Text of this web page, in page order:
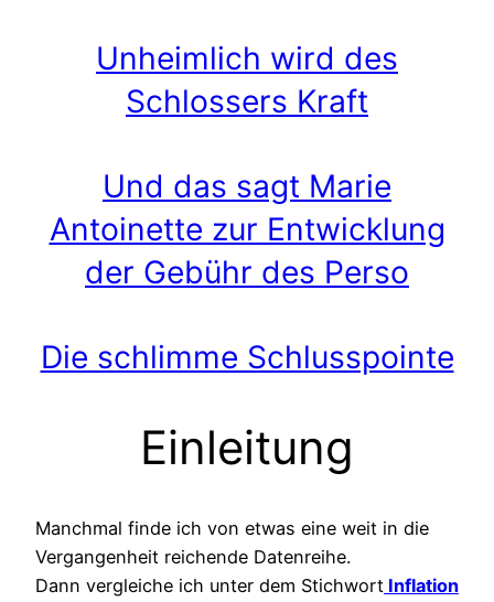
Unheimlich wird des
Schlossers Kraft
Und das sagt Marie
Antoinette zur Entwicklung
der Gebühr des Perso
Die schlimme Schlusspointe
Einleitung
Manchmal finde ich von etwas eine weit in die
Vergangenheit reichende Datenreihe.
Dann vergleiche ich unter dem Stichwort Inflation